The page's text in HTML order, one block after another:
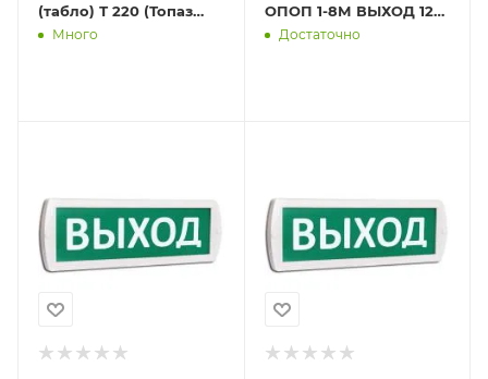
(табло) Т 220 (Топаз
220) "Выход" зел. фон
Много
ОПОП 1-8М ВЫХОД 12В
20мА -40/+55град.C
Достаточно